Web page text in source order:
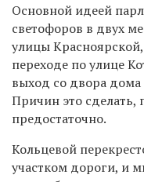
Основной идеей
светофоров в двух
улицы
переходе по улице
выход со двора
Причин это
предостаточно.
Кольцевой
участком дороги, и